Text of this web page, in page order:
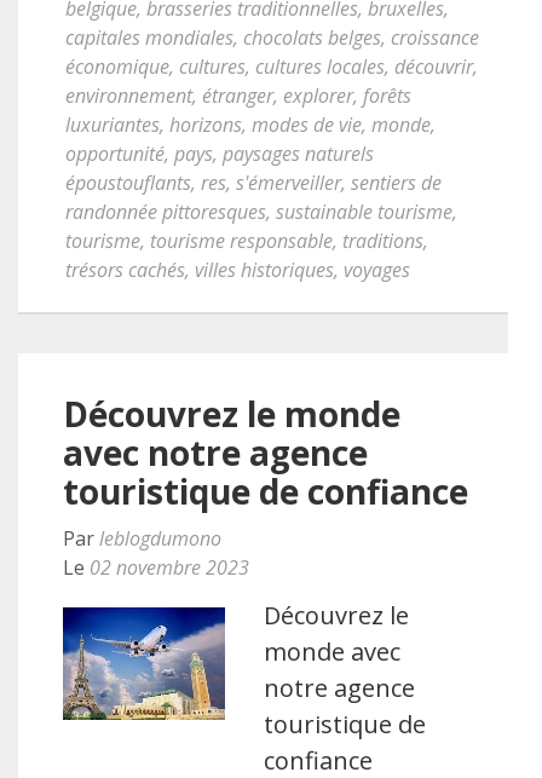
belgique, brasseries traditionnelles, bruxelles,
capitales mondiales, chocolats belges, croissance
économique, cultures, cultures locales, découvrir,
environnement, étranger, explorer, forêts
luxuriantes, horizons, modes de vie, monde,
opportunité, pays, paysages naturels
époustouflants, res, s'émerveiller, sentiers de
randonnée pittoresques, sustainable tourisme,
tourisme, tourisme responsable, traditions,
trésors cachés, villes historiques, voyages
Découvrez le monde
avec notre agence
touristique de confiance
Parleblogdumono
Le 02 novembre 2023
Découvrez le
monde avec
notre agence
touristique de
confiance